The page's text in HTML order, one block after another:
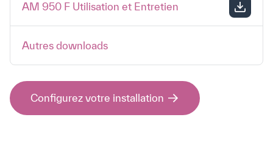
AM 950 F Utilisation et Entretien
Autres downloads
Configurez votre installation